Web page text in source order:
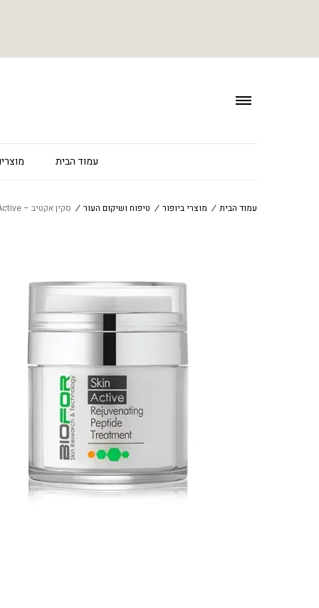
עמוד הבית
עמוד הבית / מוצרי ביופור / טיפוח ושיקום העור / סקין אקטיב – Skin Active